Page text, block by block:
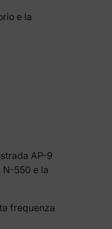
e la
AP-9
N-550 e la
frequenza